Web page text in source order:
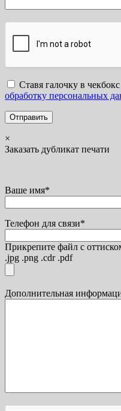
Ставя галочку в
обработку персональных
×
Заказать дубликат печати
Ваше имя*
Телефон для связи*
Прикрепите файл с
.jpg .png .cdr .pdf
Дополнительная